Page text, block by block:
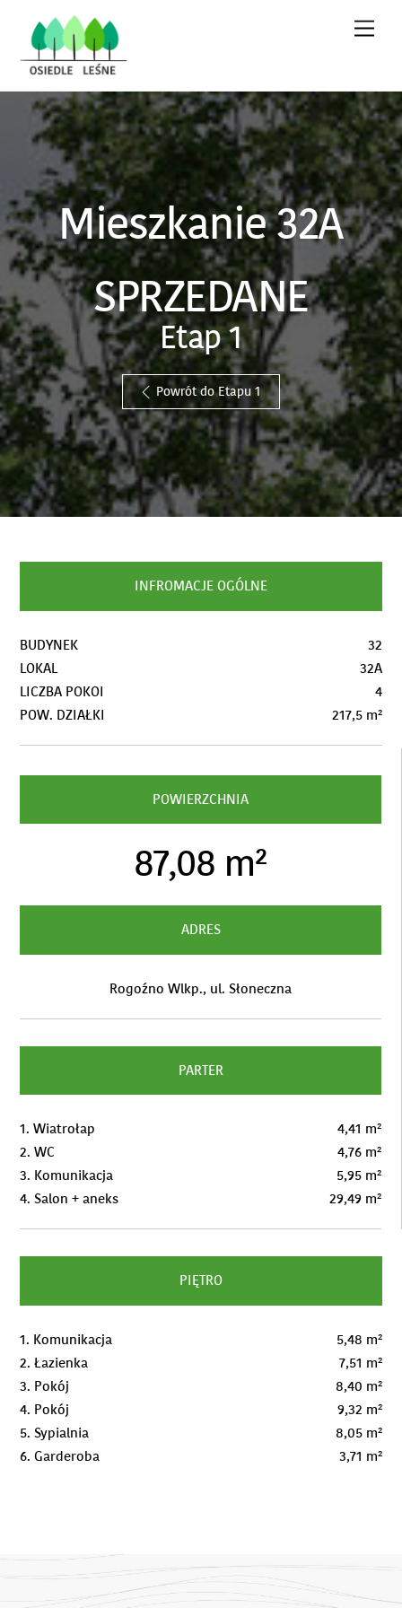
content
Mieszkanie 32A
SPRZEDANE
Etap 1
Powrót do Etapu 1
INFROMACJE OGÓLNE
BUDYNEK
LOKAL
LICZBA POKOI
POW. DZIAŁKI
32
32A
4
217,5 m²
POWIERZCHNIA
87,08 m²
ADRES
Rogoźno Wlkp., ul. Słoneczna
PARTER
1. Wiatrołap
2. WC
3. Komunikacja
4. Salon + aneks
4,41 m²
4,76 m²
5,95 m²
29,49 m²
PIĘTRO
1. Komunikacja
2. Łazienka
3. Pokój
4. Pokój
5. Sypialnia
6. Garderoba
5,48 m²
7,51 m²
8,40 m²
9,32 m²
8,05 m²
3,71 m²